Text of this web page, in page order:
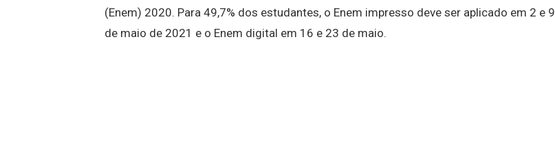
(Enem) 2020. Para 49,7% dos estudantes, o Enem impresso deve ser aplicado em 2 e 9
de maio de 2021 e o Enem digital em 16 e 23 de maio.